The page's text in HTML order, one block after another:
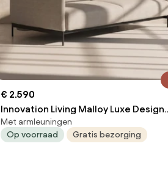
€ 2.590
Innovation Living Malloy Luxe Design
Slaapbank
Met armleuningen
Op voorraad
Gratis bezorging